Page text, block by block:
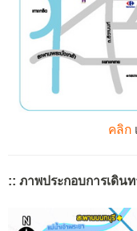
คลิก
:: ภาพประกอบการเดินท